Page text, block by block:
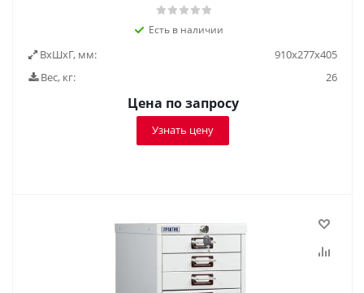
Есть в наличии
ВxШxГ, мм:
910x277x405
Вес, кг:
26
Цена по запросу
Узнать цену